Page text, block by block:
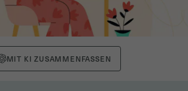
MIT KI ZUSAMMENFASSEN